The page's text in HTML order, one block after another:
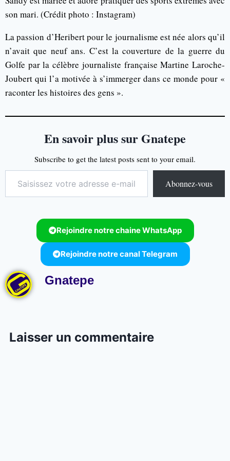
son mari. (Crédit photo : Instagram)
La passion d’Heribert pour le journalisme est née alors qu’il
n’avait que neuf ans. C’est la couverture de la guerre du
Golfe par la célèbre journaliste française Martine Laroche-
Joubert qui l’a motivée à s’immerger dans ce monde pour «
raconter les histoires des gens ».
En savoir plus sur Gnatepe
Subscribe to get the latest posts sent to your email.
Abonnez-vous
Rejoindre notre chaine WhatsApp
Rejoindre notre canal Telegram
Gnatepe
Laisser un commentaire